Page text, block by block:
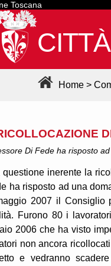
Toscana
Home >
Di Fede ha risposto
questione inerente la
ha risposto ad una
2007 il Consiglio
Furono 80 i
2006 che ha visto
non ancora
e vedranno